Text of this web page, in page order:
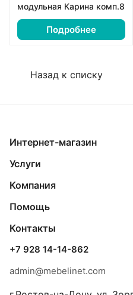
модульная Карина комп.8
Подробнее
Назад к списку
Интернет-магазин
Услуги
Компания
Помощь
Контакты
+7 928 14-14-862
admin@mebelinet.com